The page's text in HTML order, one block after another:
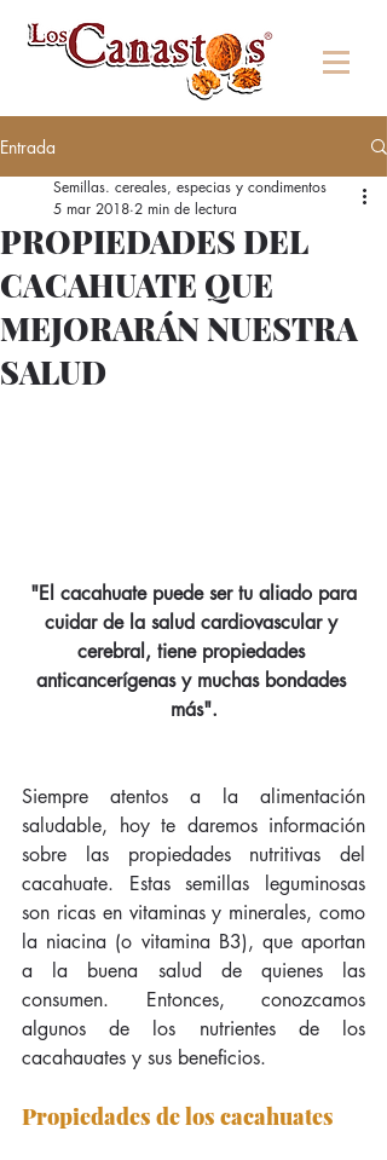
Entrada
PROPIEDADES DEL
CACAHUATE QUE
MEJORARÁN NUESTRA
SALUD
Semillas. cereales, especias y condimentos
5 mar 2018 2 min de lectura
"El cacahuate puede ser tu aliado para
cuidar de la salud cardiovascular y
cerebral, tiene propiedades
anticancerígenas y muchas bondades
más".
Siempre atentos a la alimentación
saludable, hoy te daremos información
sobre las propiedades nutritivas del
cacahuate. Estas semillas leguminosas
son ricas en vitaminas y minerales, como
la niacina (o vitamina B3), que aportan
a la buena salud de quienes las
consumen. Entonces, conozcamos
algunos de los nutrientes de los
cacahauates y sus beneficios.
Propiedades de los cacahuates